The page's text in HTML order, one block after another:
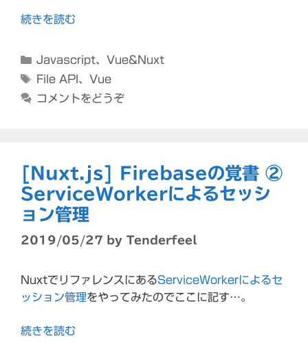
続きを読む
カ
テ
Javascript、 Vue&Nuxt
タ
グ
File API、 Vue
コメントをどうぞ
[Nuxt.js] Firebaseの覚書 ②
ServiceWorkerによるセッシ
ョン管理
2019/05/27 by Tenderfeel
NuxtでリファレンスにあるServiceWorkerによるセ
ッション管理をやってみたのでここに記す…。
続きを読む